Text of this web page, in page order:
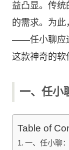
益凸显。传
的需求。为
——任小聊应
这款神奇的软
一、任小
Table of
一、任小聊